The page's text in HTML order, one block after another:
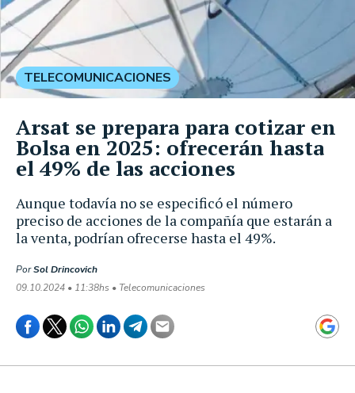
Aunque todavía no se especificó el número
preciso de acciones de la compañía que estarán a
la venta, podrían ofrecerse hasta el 49%.
PorSol Drincovich
09.10.2024 • 11:38hs • Telecomunicaciones
TELECOMUNICACIONES
Arsat se prepara para cotizar en
Bolsa en 2025: ofrecerán hasta
el 49% de las acciones